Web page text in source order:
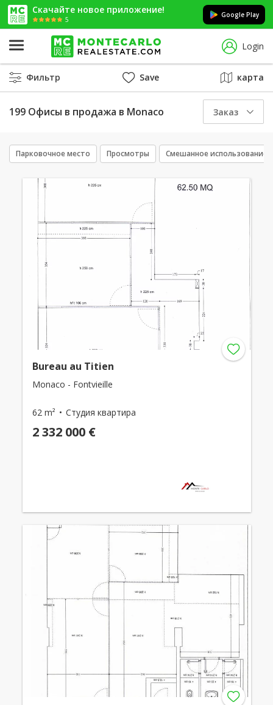
Скачайте новое приложение!
5
Google Play
Login
Фильтр Save карта
199 Офисы в продажа в Monaco Заказ
Парковочное место Просмотры Смешанное использование
Bureau au Titien
Monaco - Fontvieille
62 m² Студия квартира
2 332 000 €